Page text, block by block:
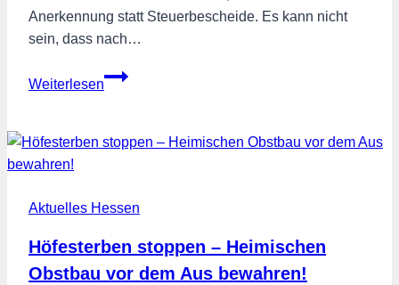
Anerkennung statt Steuerbescheide. Es kann nicht
sein, dass nach…
Weiterlesen
Anerkennung
statt
Aktuelles Hessen
Höfesterben stoppen – Heimischen
Obstbau vor dem Aus bewahren!